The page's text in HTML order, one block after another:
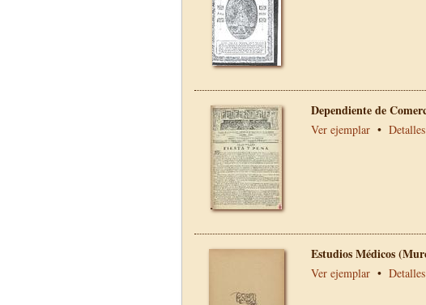
Dependiente de
Ver ejemplar • Detalles
Estudios Médicos
Ver ejemplar • Detalles